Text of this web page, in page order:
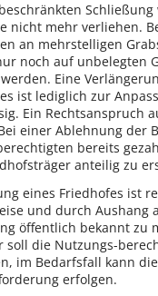
Schließung
nicht mehr verliehen.
an mehrstelligen
noch auf unbelegten
Eine
ist lediglich zur
Ein Rechtsanspruch
einer Ablehnung der
bereits
anteilig zu
eines Friedhofes ist
und durch Aushang
öffentlich bekannt zu
soll die Nutzungs-
im Bedarfsfall kann
erfolgen.